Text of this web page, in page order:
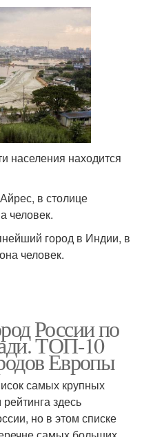
населения находится
в столице
человек.
город в Индии, в
человек.
России по
ТОП-10
Европы
самых крупных
здесь
но в этом списке